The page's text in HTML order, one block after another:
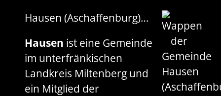
Hausen (Aschaffenburg)…
Hausen ist eine Gemeinde
im unterfränkischen
Landkreis Miltenberg und
ein Mitglied der